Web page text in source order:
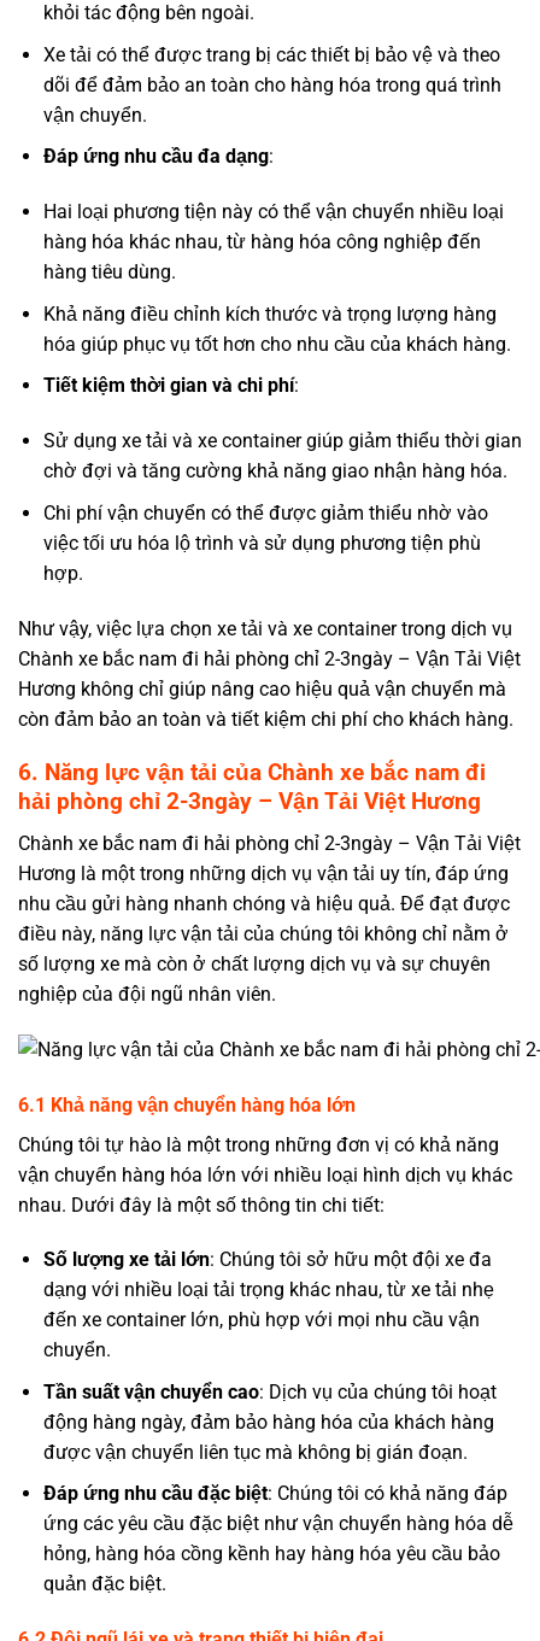
khỏi tác động bên ngoài.
Xe tải có thể được trang bị các thiết bị bảo vệ và theo
dõi để đảm bảo an toàn cho hàng hóa trong quá trình
vận chuyển.
Đáp ứng nhu cầu đa dạng:
Hai loại phương tiện này có thể vận chuyển nhiều loại
hàng hóa khác nhau, từ hàng hóa công nghiệp đến
hàng tiêu dùng.
Khả năng điều chỉnh kích thước và trọng lượng hàng
hóa giúp phục vụ tốt hơn cho nhu cầu của khách hàng.
Tiết kiệm thời gian và chi phí:
Sử dụng xe tải và xe container giúp giảm thiểu thời gian
chờ đợi và tăng cường khả năng giao nhận hàng hóa.
Chi phí vận chuyển có thể được giảm thiểu nhờ vào
việc tối ưu hóa lộ trình và sử dụng phương tiện phù
hợp.
Như vậy, việc lựa chọn xe tải và xe container trong dịch vụ
Chành xe bắc nam đi hải phòng chỉ 2-3ngày – Vận Tải Việt
Hương không chỉ giúp nâng cao hiệu quả vận chuyển mà
còn đảm bảo an toàn và tiết kiệm chi phí cho khách hàng.
6. Năng lực vận tải của Chành xe bắc nam đi
hải phòng chỉ 2-3ngày – Vận Tải Việt Hương
Chành xe bắc nam đi hải phòng chỉ 2-3ngày – Vận Tải Việt
Hương là một trong những dịch vụ vận tải uy tín, đáp ứng
nhu cầu gửi hàng nhanh chóng và hiệu quả. Để đạt được
điều này, năng lực vận tải của chúng tôi không chỉ nằm ở
số lượng xe mà còn ở chất lượng dịch vụ và sự chuyên
nghiệp của đội ngũ nhân viên.
6.1 Khả năng vận chuyển hàng hóa lớn
Chúng tôi tự hào là một trong những đơn vị có khả năng
vận chuyển hàng hóa lớn với nhiều loại hình dịch vụ khác
nhau. Dưới đây là một số thông tin chi tiết:
Số lượng xe tải lớn: Chúng tôi sở hữu một đội xe đa
dạng với nhiều loại tải trọng khác nhau, từ xe tải nhẹ
đến xe container lớn, phù hợp với mọi nhu cầu vận
chuyển.
Tần suất vận chuyển cao: Dịch vụ của chúng tôi hoạt
động hàng ngày, đảm bảo hàng hóa của khách hàng
được vận chuyển liên tục mà không bị gián đoạn.
Đáp ứng nhu cầu đặc biệt: Chúng tôi có khả năng đáp
ứng các yêu cầu đặc biệt như vận chuyển hàng hóa dễ
hỏng, hàng hóa cồng kềnh hay hàng hóa yêu cầu bảo
quản đặc biệt.